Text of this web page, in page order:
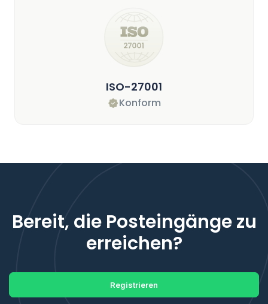
ISO-27001
Konform
Bereit, die Posteingänge zu
erreichen?
Registrieren